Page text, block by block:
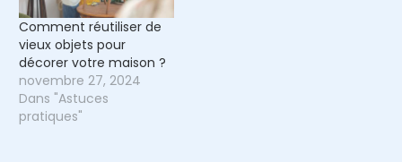
Comment réutiliser de
vieux objets pour
décorer votre maison ?
novembre 27, 2024
Dans "Astuces
pratiques"